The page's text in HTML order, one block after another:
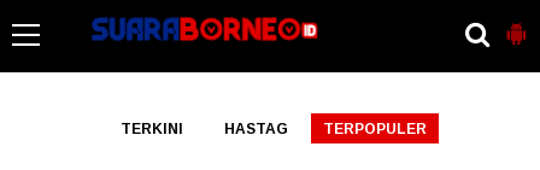
TERKINI HASTAG TERPOPULER